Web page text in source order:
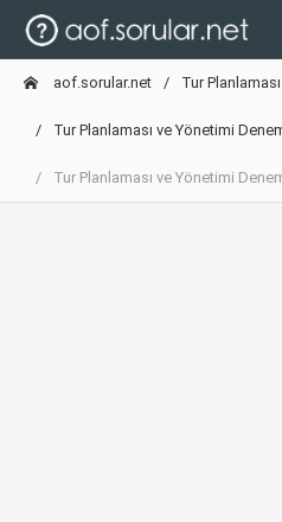
aof.sorular.net Tur
Tur Planlaması ve Yönetimi
Tur Planlaması ve Yönetimi